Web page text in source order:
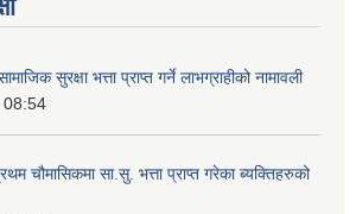
सुरक्षा भत्ता प्राप्त गर्ने लाभग्राहीको नामावली
चौमासिकमा सा.सु. भत्ता प्राप्त गरेका ब्यक्तिहरुको